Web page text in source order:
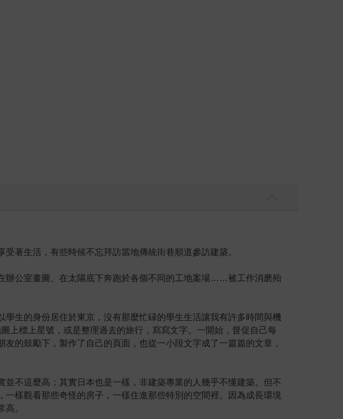
著生活，有些時候不忘拜訪當地傳統街巷順道參訪建築。
辦公室畫圖、在太陽底下奔跑於各個不同的工地案場……被工作消磨殆
生的身份居住於東京，沒有那麼忙碌的學生生活讓我有許多時間與機
上標上星號，或是整理過去的旅行，寫寫文字。一開始，督促自己每
的鼓勵下，製作了自己的頁面，也從一小段文字成了一篇篇的文章，
不這麼高；其實日本也是一樣，非建築專業的人幾乎不懂建築。但不
樣觀看那些奇怪的房子，一樣住進那些特別的空間裡。因為成長環境
。